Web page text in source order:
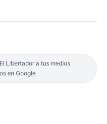
Libertador a tus medios
en Google